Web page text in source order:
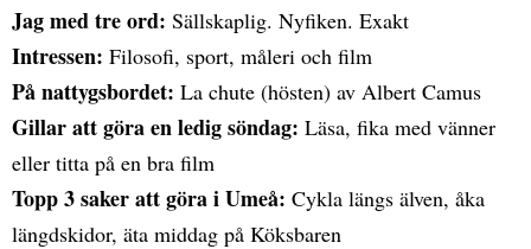
Jag med tre ord: Sällskaplig. Nyfiken. Exakt
Intressen: Filosofi, sport, måleri och film
På nattygsbordet: La chute (hösten) av Albert Camus
Gillar att göra en ledig söndag: Läsa, fika med vänner
eller titta på en bra film
Topp 3 saker att göra i Umeå: Cykla längs älven, åka
längdskidor, äta middag på Köksbaren